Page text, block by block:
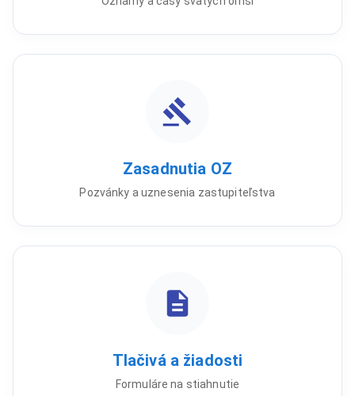
Zasadnutia OZ
Pozvánky a uznesenia zastupiteľstva
Tlačivá a žiadosti
Formuláre na stiahnutie